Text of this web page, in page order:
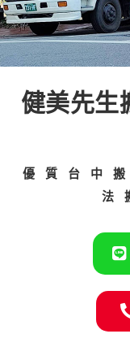
健美先生
優質台中
法